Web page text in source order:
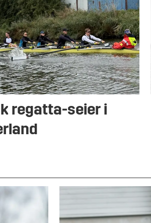
regatta-seier i